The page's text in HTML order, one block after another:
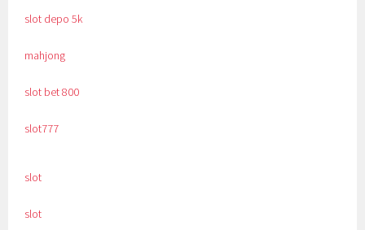
slot depo 5k
mahjong
slot bet 800
slot777
slot
slot